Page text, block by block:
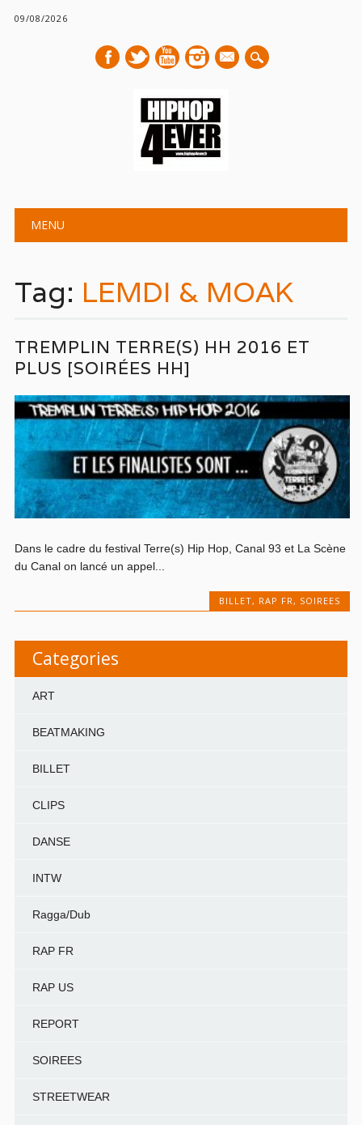
09/08/2026
mail
Main menu
MENU
Tag: LEMDI & MOAK
TREMPLIN TERRE(S) HH 2016 ET
PLUS [SOIRÉES HH]
Dans le cadre du festival Terre(s) Hip Hop, Canal 93 et La Scène
du Canal on lancé un appel...
BILLET, RAP FR , SOIREES
Categories
ART
BEATMAKING
BILLET
CLIPS
DANSE
INTW
Ragga/Dub
RAP FR
RAP US
REPORT
SOIREES
STREETWEAR